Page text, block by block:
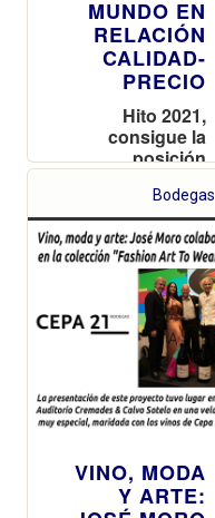
MUNDO EN
RELACIÓN
CALIDAD-
PRECIO
Hito 2021,
consigue la
posición
lista Top 100
Best Buys 2023
Bodegas
VINO, MODA
Y ARTE: